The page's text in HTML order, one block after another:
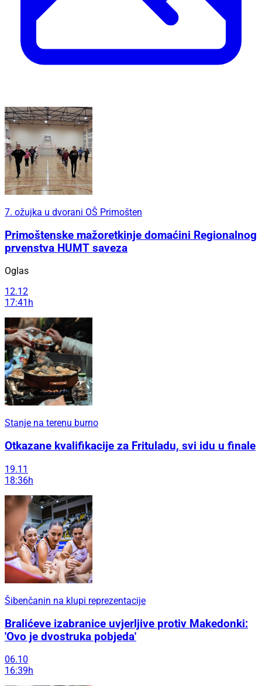
7. ožujka u dvorani OŠ Primošten
Primoštenske mažoretkinje domaćini Regionalnog
prvenstva HUMT saveza
Oglas
12.12
17:41h
Stanje na terenu burno
Otkazane kvalifikacije za Frituladu, svi idu u finale
19.11
18:36h
Šibenčanin na klupi reprezentacije
Bralićeve izabranice uvjerljive protiv Makedonki:
'Ovo je dvostruka pobjeda'
06.10
16:39h